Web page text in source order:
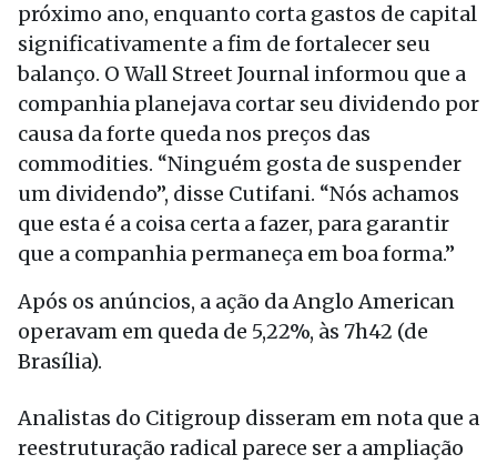
próximo ano, enquanto corta gastos de capital
significativamente a fim de fortalecer seu
balanço. O Wall Street Journal informou que a
companhia planejava cortar seu dividendo por
causa da forte queda nos preços das
commodities. “Ninguém gosta de suspender
um dividendo”, disse Cutifani. “Nós achamos
que esta é a coisa certa a fazer, para garantir
que a companhia permaneça em boa forma.”
Após os anúncios, a ação da Anglo American
operavam em queda de 5,22%, às 7h42 (de
Brasília).
Analistas do Citigroup disseram em nota que a
reestruturação radical parece ser a ampliação